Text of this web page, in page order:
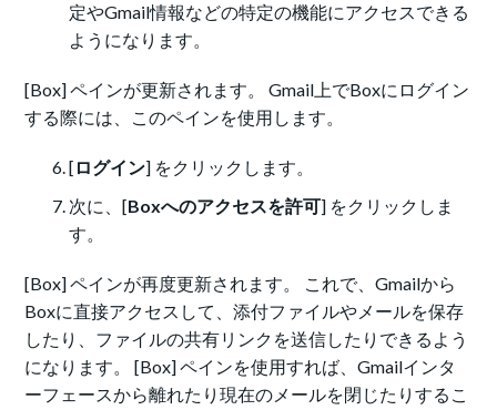
定やGmail情報などの特定の機能にアクセスできる
ようになります。
[Box] ペインが更新されます。 Gmail上でBoxにログイン
する際には、このペインを使用します。
[ ログイン] をクリックします。
次に、[Boxへのアクセスを許可] をクリックしま
す。
[Box] ペインが再度更新されます。 これで、Gmailから
Boxに直接アクセスして、添付ファイルやメールを保存
したり、ファイルの共有リンクを送信したりできるよう
になります。 [Box] ペインを使用すれば、Gmailインタ
ーフェースから離れたり現在のメールを閉じたりするこ